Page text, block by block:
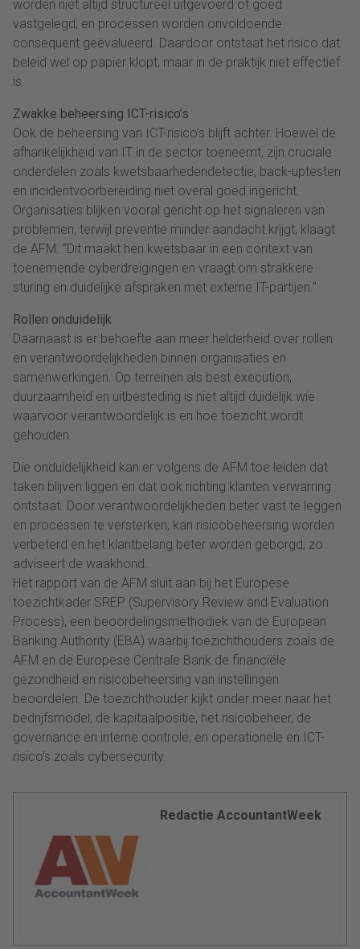
worden niet altijd structureel uitgevoerd of goed
vastgelegd, en processen worden onvoldoende
consequent geëvalueerd. Daardoor ontstaat het risico dat
beleid wel op papier klopt, maar in de praktijk niet effectief
is.
Zwakke beheersing ICT-risico’s
Ook de beheersing van ICT-risico’s blijft achter. Hoewel de
afhankelijkheid van IT in de sector toeneemt, zijn cruciale
onderdelen zoals kwetsbaarhedendetectie, back-uptesten
en incidentvoorbereiding niet overal goed ingericht.
Organisaties blijken vooral gericht op het signaleren van
problemen, terwijl preventie minder aandacht krijgt, klaagt
de AFM. “Dit maakt hen kwetsbaar in een context van
toenemende cyberdreigingen en vraagt om strakkere
sturing en duidelijke afspraken met externe IT-partijen.”
Rollen onduidelijk
Daarnaast is er behoefte aan meer helderheid over rollen
en verantwoordelijkheden binnen organisaties en
samenwerkingen. Op terreinen als best execution,
duurzaamheid en uitbesteding is niet altijd duidelijk wie
waarvoor verantwoordelijk is en hoe toezicht wordt
gehouden.
Die onduidelijkheid kan er volgens de AFM toe leiden dat
taken blijven liggen en dat ook richting klanten verwarring
ontstaat. Door verantwoordelijkheden beter vast te leggen
en processen te versterken, kan risicobeheersing worden
verbeterd en het klantbelang beter worden geborgd, zo
adviseert de waakhond.
Het rapport van de AFM sluit aan bij het Europese
toezichtkader SREP (Supervisory Review and Evaluation
Process), een beoordelingsmethodiek van de European
Banking Authority (EBA) waarbij toezichthouders zoals de
AFM en de Europese Centrale Bank de financiële
gezondheid en risicobeheersing van instellingen
beoordelen. De toezichthouder kijkt onder meer naar het
bedrijfsmodel, de kapitaalpositie, het risicobeheer, de
governance en interne controle, en operationele en ICT-
risico’s zoals cybersecurity.
Redactie AccountantWeek